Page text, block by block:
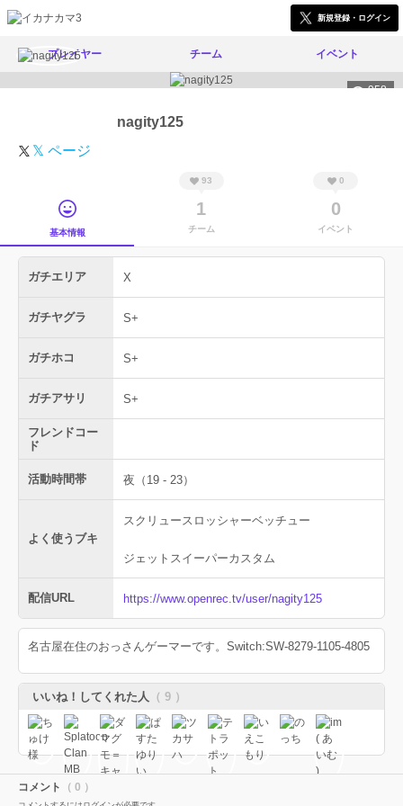
新規登録・ログイン
プレイヤー チーム イベント
958
nagity125
𝕏 ページ
基本情報
93
1
チーム
0
0
イベント
ガチエリア X
ガチヤグラ S+
ガチホコ S+
ガチアサリ S+
フレンドコー
ド
活動時間帯 夜（19 - 23）
よく使うブキ
スクリュースロッシャーベッチュー
ジェットスイーパーカスタム
配信URL https://www.openrec.tv/user/nagity125
名古屋在住のおっさんゲーマーです。Switch:SW-8279-1105-4805
いいね！してくれた人 （ 9 ）
コメント （ 0 ）